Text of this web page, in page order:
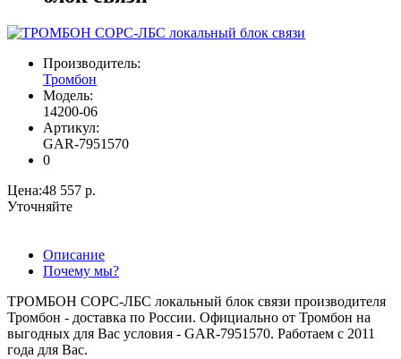
Производитель:
Тромбон
Модель:
14200-06
Артикул:
GAR-7951570
0
Цена:48 557 р.
Уточняйте
Описание
Почему мы?
ТРОМБОН СОРС-ЛБС локальный блок связи производителя
Тромбон - доставка по России. Официально от Тромбон на
выгодных для Вас условия - GAR-7951570. Работаем с 2011
года для Вас.